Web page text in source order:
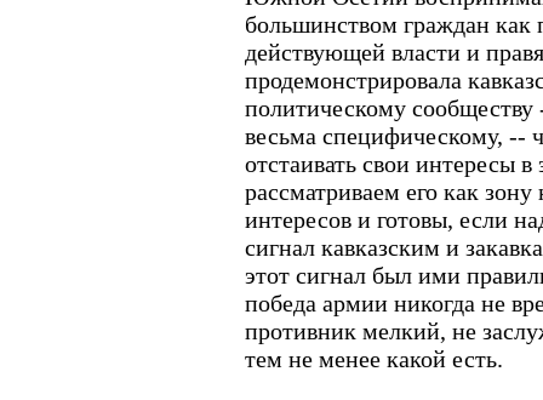
большинством граждан как
действующей власти и
продемонстрировала
политическому сообществу
весьма специфическому, --
отстаивать свои интересы
рассматриваем его как
интересов и готовы, если
сигнал кавказским и
этот сигнал был ими
победа армии никогда не
противник мелкий, не
тем не менее какой есть.